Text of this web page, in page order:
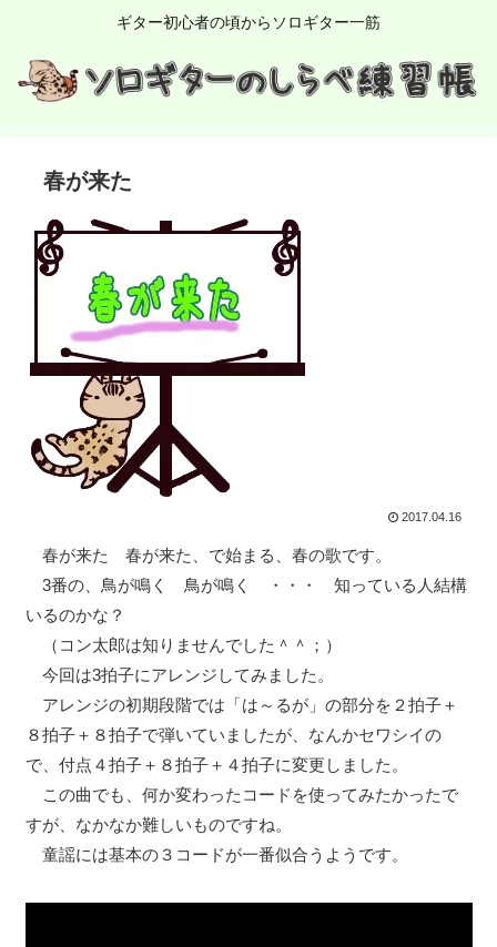
ギター初心者の頃からソロギター一筋
春が来た
2017.04.16
春が来た 春が来た、で始まる、春の歌です。
3番の、鳥が鳴く 鳥が鳴く ・・・ 知っている人結構
いるのかな？
（コン太郎は知りませんでした＾＾；）
今回は3拍子にアレンジしてみました。
アレンジの初期段階では「は～るが」の部分を２拍子＋
８拍子＋８拍子で弾いていましたが、なんかセワシイの
で、付点４拍子＋８拍子＋４拍子に変更しました。
この曲でも、何か変わったコードを使ってみたかったで
すが、なかなか難しいものですね。
童謡には基本の３コードが一番似合うようです。